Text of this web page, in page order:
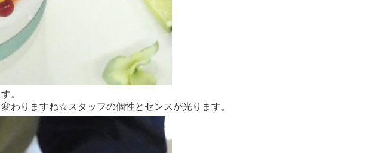
。
わりますね☆スタッフの個性とセンスが光ります。